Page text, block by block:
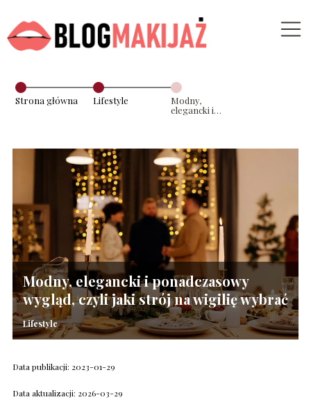
Strona główna Lifestyle
Modny,
elegancki i
wybrać
Modny, elegancki i ponadczasowy
wygląd, czyli jaki strój na wigilię wybrać
Lifestyle
Data publikacji: 2023-01-29
Data aktualizacji: 2026-03-29